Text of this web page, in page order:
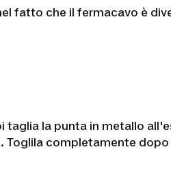
fatto che il fermacavo è
taglia la punta in metallo
completamente